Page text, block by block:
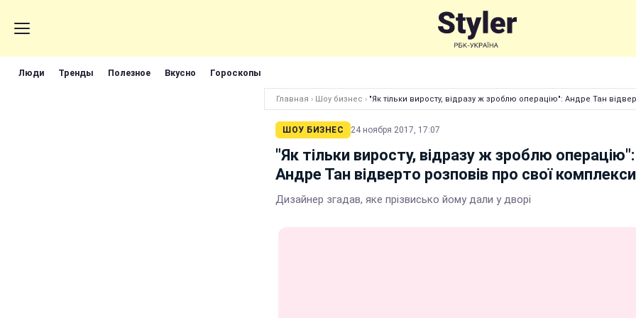
Люди Тренды Полезное Вкусно Гороскопы
Главная › Шоу бизнес › "Як тільки виросту, відразу ж зроблю операцію": Андре Тан
ШОУ БИЗНЕС 24 ноября 2017, 17:07
"Як тільки виросту, відразу ж зроблю операцію":
Андре Тан відверто розповів про свої комплекси
Дизайнер згадав, яке прізвисько йому дали у дворі